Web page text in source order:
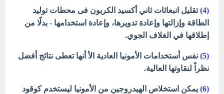
(4)
تقليل انبعاثات ثاني أكسيد الكربون فى محطات توليد
الطاقة وإزالتها وإعادة تدويرها، وإعادة استخدامها - بدلًا من
إطلاقها في الغلاف الجوي.
(5)
نفس أستخدامات الأمونيا العادية الأ أنها تعطى نتائج أفضل
نظراً لنقاوتها العالية.
(6)
يمكن استخلاص الهيدروجين من الأمونيا ليستخدم كوقود